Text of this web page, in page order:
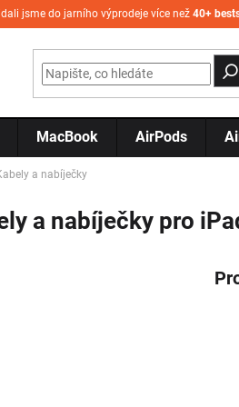
jsme do jarního výprodeje více než 40+
MacBook AirPods
a nabíječky
a nabíječky pro